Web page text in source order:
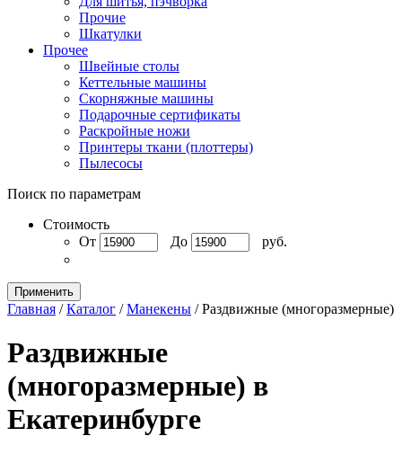
Прочие
Шкатулки
Прочее
Швейные столы
Кеттельные машины
Скорняжные машины
Подарочные сертификаты
Раскройные ножи
Принтеры ткани (плоттеры)
Пылесосы
Поиск по параметрам
Стоимость
От
До руб.
Применить
Главная /Каталог /Манекены /Раздвижные (многоразмерные)
Раздвижные
(многоразмерные) в
Екатеринбурге